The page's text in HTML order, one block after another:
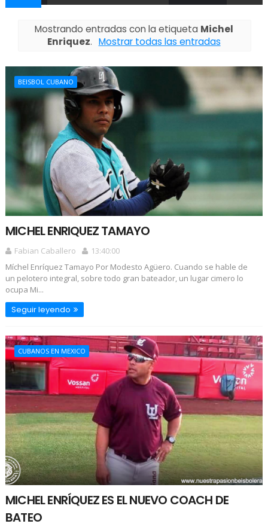
Mostrando entradas con la etiqueta Michel
Enriquez. Mostrar todas las entradas
BEISBOL CUBANO
MICHEL ENRIQUEZ TAMAYO
Fabian Caballero
13:40:00
Míchel Enríquez Tamayo Por Modesto Agüero. Cuando se hable de
un pelotero integral, sobre todo gran bateador, un lugar cimero lo
ocupa Mi...
Seguir leyendo
CUBANOS EN MEXICO
MICHEL ENRÍQUEZ ES EL NUEVO COACH DE
BATEO